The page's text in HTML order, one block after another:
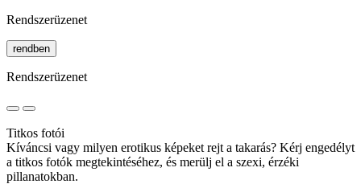
Rendszerüzenet
rendben
Rendszerüzenet
Titkos fotói
Kíváncsi vagy milyen erotikus képeket rejt a takarás? Kérj engedélyt
a titkos fotók megtekintéséhez, és merülj el a szexi, érzéki
pillanatokban.